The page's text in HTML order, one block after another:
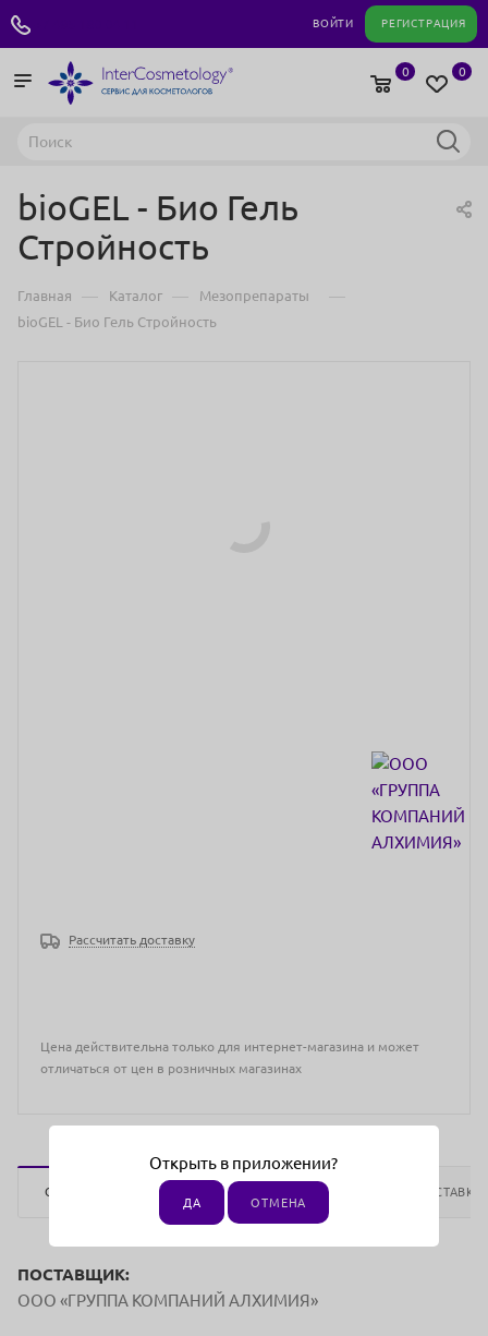
ВОЙТИ РЕГИСТРАЦИЯ
0
0
bioGEL - Био Гель
Стройность
Главная — Каталог — Мезопрепараты —
bioGEL - Био Гель Стройность
Рассчитать доставку
Цена действительна только для интернет-магазина и может
отличаться от цен в розничных магазинах
ОПИСАНИЕ ОТЗЫВЫ ОПЛАТА ДОСТАВКА
ПОСТАВЩИК:
ООО «ГРУППА КОМПАНИЙ АЛХИМИЯ»
Открыть в приложении?
ДА ОТМЕНА